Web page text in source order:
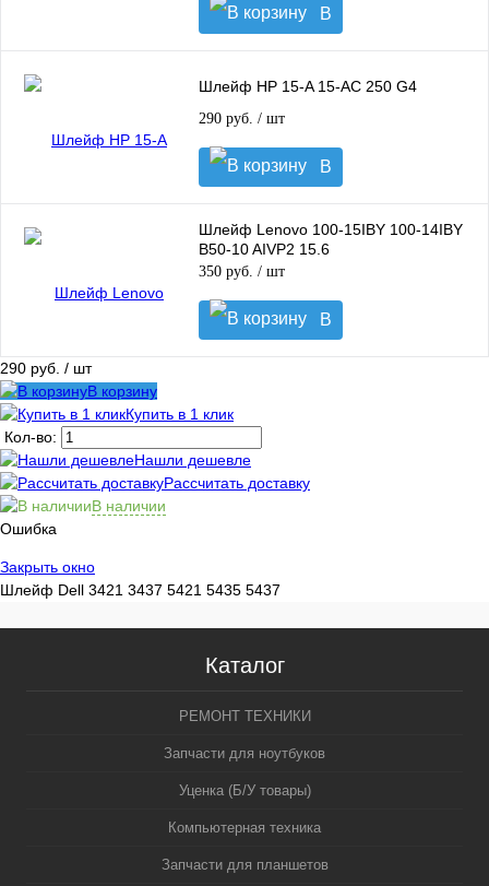
В
корзину
Шлейф HP 15-A 15-AC 250 G4
290 руб. / шт
В
корзину
Шлейф Lenovo 100-15IBY 100-14IBY
B50-10 AIVP2 15.6
350 руб. / шт
В
корзину
290 руб. / шт
В корзину
Купить в 1 клик
Кол-во:
Нашли дешевле
Рассчитать доставку
В наличии
Ошибка
Закрыть окно
Шлейф Dell 3421 3437 5421 5435 5437
Каталог
РЕМОНТ ТЕХНИКИ
Запчасти для ноутбуков
Уценка (Б/У товары)
Компьютерная техника
Запчасти для планшетов